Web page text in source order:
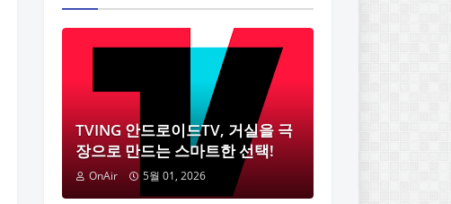
TVING 안드로이드TV, 거실을 극
장으로 만드는 스마트한 선택!
OnAir 5월 01, 2026